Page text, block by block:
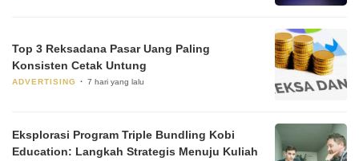
Top 3 Reksadana Pasar Uang Paling
Konsisten Cetak Untung
ADVERTISING 7 hari yang lalu
Eksplorasi Program Triple Bundling Kobi
Education: Langkah Strategis Menuju Kuliah